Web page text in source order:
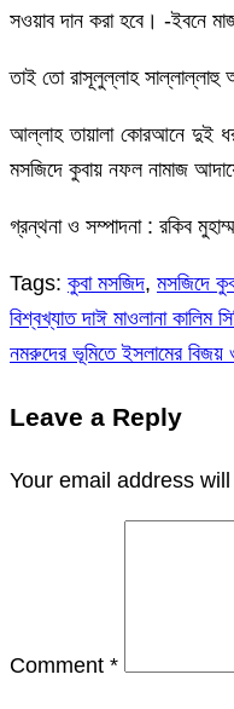
সওয়াব দান করা হবে। -ইবনে
তাই তো রাসূলুল্লাহ সাল্লাল্লাহু
আল্লাহ তায়ালা কোরআনে দুই
মসজিদে কুবায় নফল নামাজ
গ্রন্থনা ও সম্পাদনা : রকিব
Tags: কুবা মসজিদ, মসজিদে
Post
navigation
বিশ্বখ্যাত দাঈ মাওলানা কালিম
নমরুদের ভূমিতে ইসলামের বিজয়
Leave a Reply
Your email address
Comment *